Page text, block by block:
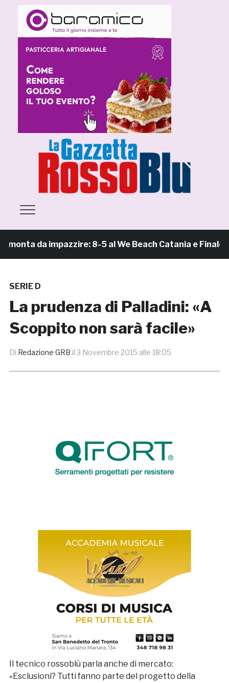
da impazzire: 8-5 al We Beach Catania e Finale
SERIE D
La prudenza di Palladini: «A
Scoppito non sarà facile»
Di Redazione GRB il 3 Novembre 2015 alle 18:05
Il tecnico rossoblù parla anche di mercato:
«Esclusioni? Tutti fanno parte del progetto della